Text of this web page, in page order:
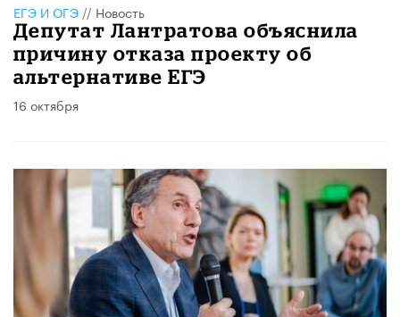
ЕГЭ И ОГЭ // Новость
Депутат Лантратова объяснила
причину отказа проекту об
альтернативе ЕГЭ
16 октября